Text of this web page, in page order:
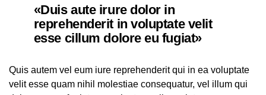
«Duis aute irure dolor in
reprehenderit in voluptate velit
esse cillum dolore eu fugiat»
Quis autem vel eum iure reprehenderit qui in ea voluptate
velit esse quam nihil molestiae consequatur, vel illum qui